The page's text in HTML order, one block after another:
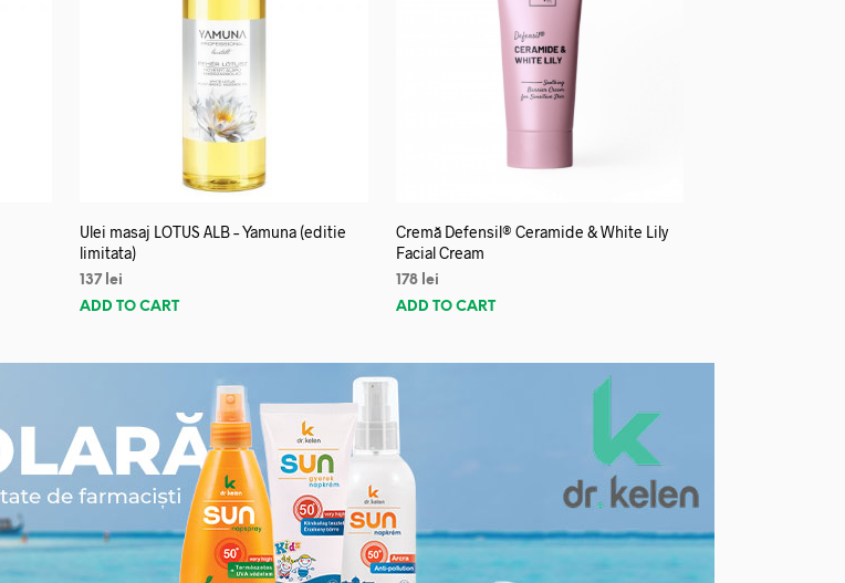
Ulei masaj LOTUS ALB – Yamuna (editie
limitata)
137 lei
ADD TO CART
Cremă Defensil® Ceramide & White Lily
Facial Cream
178 lei
ADD TO CART